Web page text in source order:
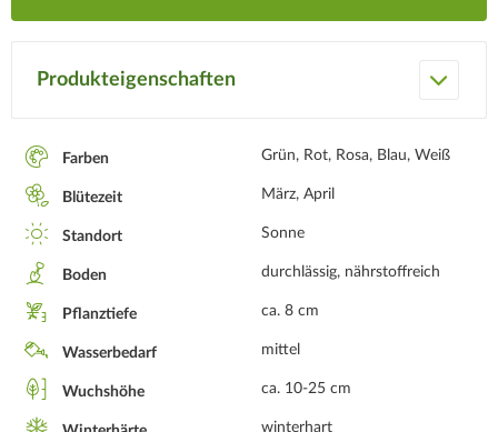
Produkteigenschaften
Farben Grün, Rot, Rosa, Blau, Weiß
Blütezeit März, April
Standort Sonne
Boden durchlässig, nährstoffreich
Pflanztiefe ca. 8 cm
Wasserbedarf mittel
Wuchshöhe ca. 10-25 cm
winterhart